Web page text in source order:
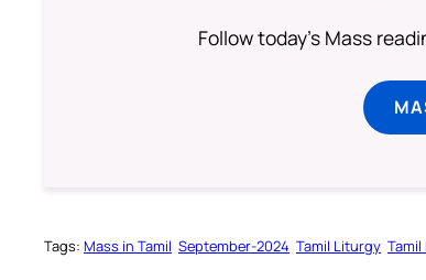
Follow today's Mass
Tags: Mass in Tamil September-2024 Tamil Liturgy Tamil